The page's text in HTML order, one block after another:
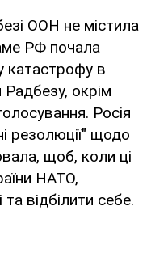
ООН не містила
РФ почала
катастрофу в
Радбезу, окрім
Росія
резолюції" щодо
щоб, коли ці
НАТО,
відбілити себе.